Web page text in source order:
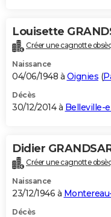
Louisette
Créer une cagnotte
Naissance
04/06/1948 à Oignies (
Décès
30/12/2014 à Belleville-
Didier
Créer une cagnotte
Naissance
23/12/1946 à
Décès